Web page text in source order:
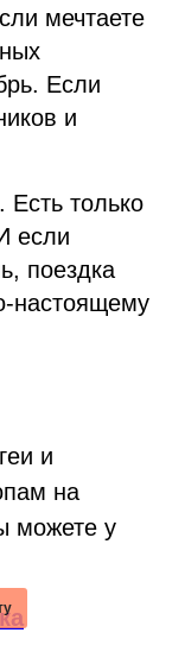
мечтаете
Если
и
Есть только
если
поездка
настоящему
и
на
можете у